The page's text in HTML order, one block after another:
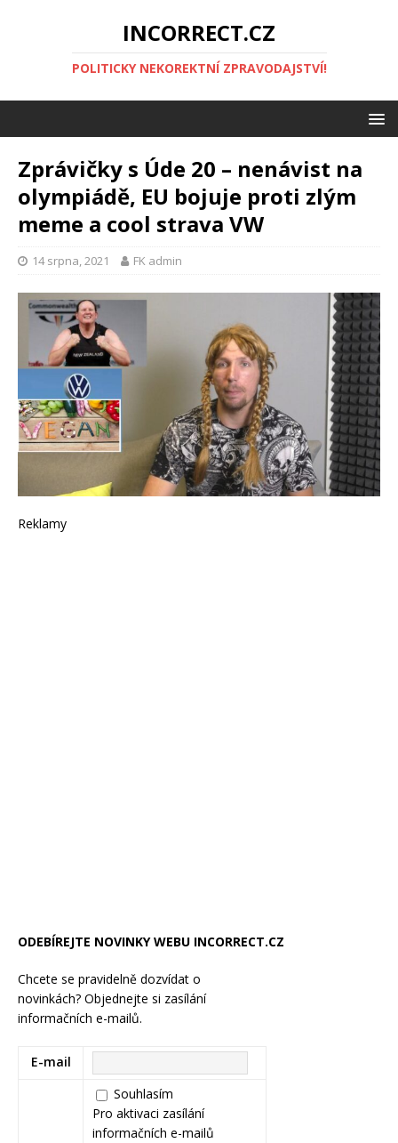
INCORRECT.CZ
POLITICKY NEKOREKTNÍ ZPRAVODAJSTVÍ!
Zprávičky s Úde 20 – nenávist na
olympiádě, EU bojuje proti zlým
meme a cool strava VW
14 srpna, 2021 FK admin
Reklamy
ODEBÍREJTE NOVINKY WEBU INCORRECT.CZ
Chcete se pravidelně dozvídat o
novinkách? Objednejte si zasílání
informačních e-mailů.
E-mail
Souhlasím
Pro aktivaci zasílání
informačních e-mailů